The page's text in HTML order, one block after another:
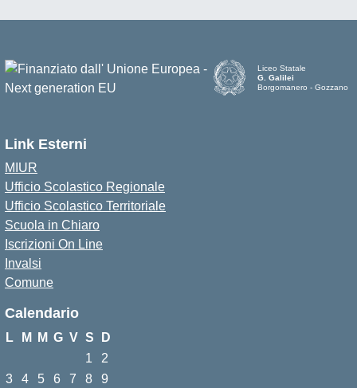
Liceo Statale
G. Galilei
Borgomanero - Gozzano
Link Esterni
MIUR
Ufficio Scolastico Regionale
Ufficio Scolastico Territoriale
Scuola in Chiaro
Iscrizioni On Line
Invalsi
Comune
Calendario
L M M G V S
D
1
2
3
4 5 6 7 8
9